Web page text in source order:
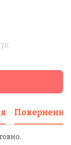
Повернення